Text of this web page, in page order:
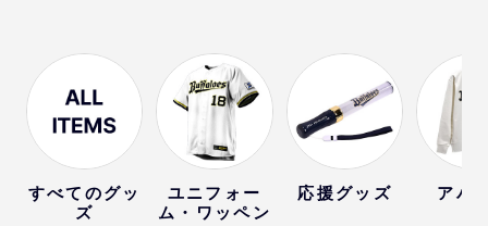
すべてのグッ
ズ
ユニフォー
ム・ワッペン
応援グッズ アパ